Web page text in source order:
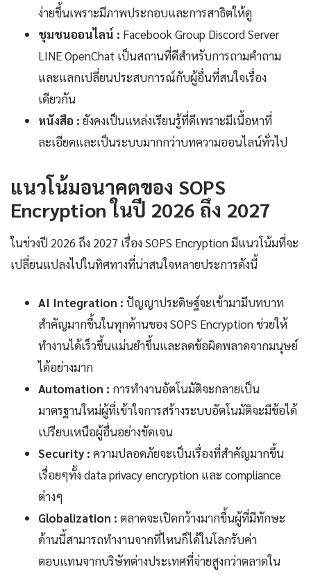
ง่ายขึ้นเพราะมีภาพประกอบและการสาธิตให้ดู
ชุมชนออนไลน์ : Facebook Group Discord Server
LINE OpenChat เป็นสถานที่ดีสำหรับการถามคำถาม
และแลกเปลี่ยนประสบการณ์กับผู้อื่นที่สนใจเรื่อง
เดียวกัน
หนังสือ : ยังคงเป็นแหล่งเรียนรู้ที่ดีเพราะมีเนื้อหาที่
ละเอียดและเป็นระบบมากกว่าบทความออนไลน์ทั่วไป
แนวโน้มอนาคตของ SOPS
Encryption ในปี 2026 ถึง 2027
ในช่วงปี 2026 ถึง 2027 เรื่อง SOPS Encryption มีแนวโน้มที่จะ
เปลี่ยนแปลงไปในทิศทางที่น่าสนใจหลายประการดังนี้
AI Integration : ปัญญาประดิษฐ์จะเข้ามามีบทบาท
สำคัญมากขึ้นในทุกด้านของ SOPS Encryption ช่วยให้
ทำงานได้เร็วขึ้นแม่นยำขึ้นและลดข้อผิดพลาดจากมนุษย์
ได้อย่างมาก
Automation : การทำงานอัตโนมัติจะกลายเป็น
มาตรฐานใหม่ผู้ที่เข้าใจการสร้างระบบอัตโนมัติจะมีข้อได้
เปรียบเหนือผู้อื่นอย่างชัดเจน
Security : ความปลอดภัยจะเป็นเรื่องที่สำคัญมากขึ้น
เรื่อยๆทั้ง data privacy encryption และ compliance
ต่างๆ
Globalization : ตลาดจะเปิดกว้างมากขึ้นผู้ที่มีทักษะ
ด้านนี้สามารถทำงานจากที่ไหนก็ได้ในโลกรับค่า
ตอบแทนจากบริษัทต่างประเทศที่จ่ายสูงกว่าตลาดใน